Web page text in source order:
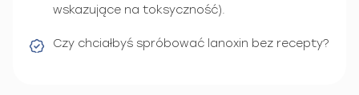
wskazujące na toksyczność).
Czy chciałbyś spróbować lanoxin bez recepty?